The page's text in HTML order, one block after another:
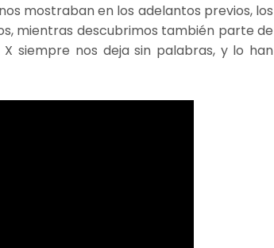
mostraban en los adelantos previos, los
mientras descubrimos también parte de
siempre nos deja sin palabras, y lo han